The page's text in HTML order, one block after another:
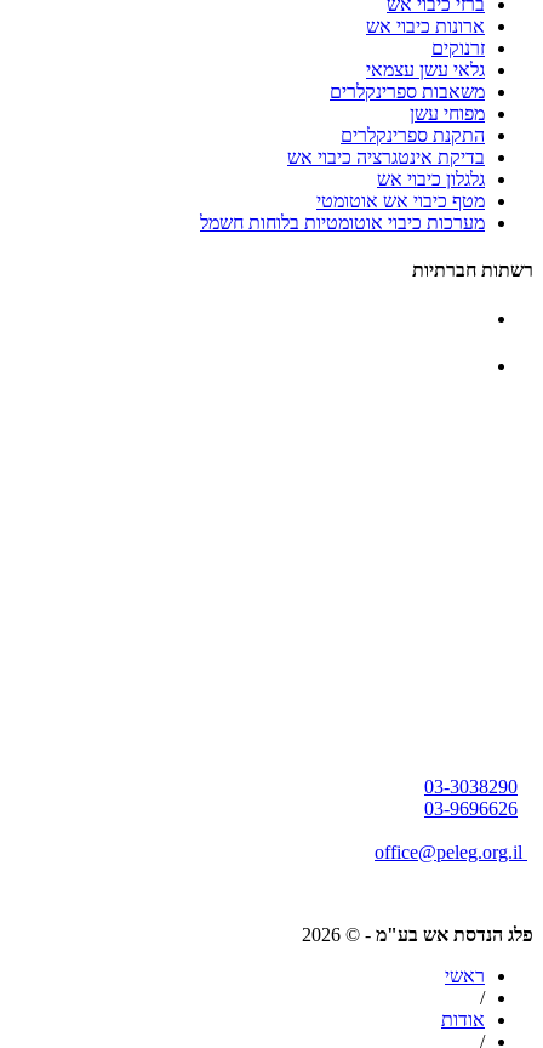
ברזי כיבוי אש
ארונות כיבוי אש
זרנוקים
גלאי עשן עצמאי
משאבות ספרינקלרים
מפוחי עשן
התקנת ספרינקלרים
בדיקת אינטגרציה כיבוי אש
גלגלון כיבוי אש
מטף כיבוי אש אוטומטי
מערכות כיבוי אוטומטיות בלוחות חשמל
רשתות חברתיות
03-3038290
03-9696626
פלג הנדסת אש בע"מ - © 2026
ראשי
/
אודות
/